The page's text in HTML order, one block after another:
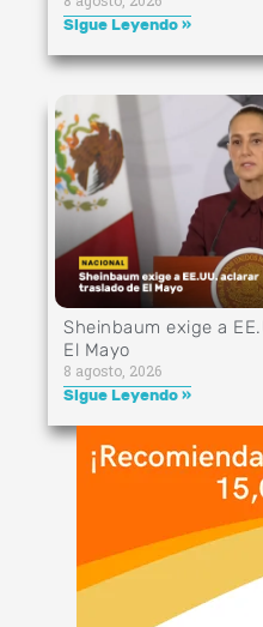
Sigue Leyendo »
Sheinbaum exige a
El Mayo
8 agosto, 2026
Sigue Leyendo »